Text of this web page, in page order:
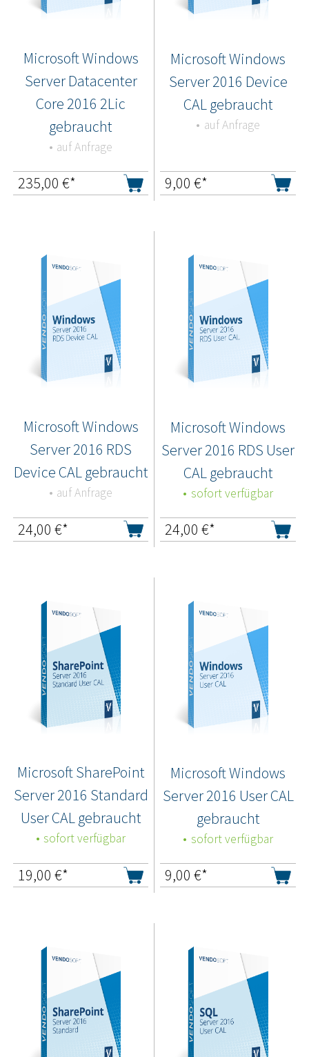
Microsoft Windows
Server Datacenter
Core 2016 2Lic
gebraucht
auf Anfrage
235,00 €*
Microsoft Windows
Server 2016 Device
CAL gebraucht
auf Anfrage
9,00 €*
Microsoft Windows
Server 2016 RDS
Device CAL gebraucht
auf Anfrage
24,00 €*
Microsoft Windows
Server 2016 RDS User
CAL gebraucht
sofort verfügbar
24,00 €*
Microsoft SharePoint
Server 2016 Standard
User CAL gebraucht
sofort verfügbar
19,00 €*
Microsoft Windows
Server 2016 User CAL
gebraucht
sofort verfügbar
9,00 €*